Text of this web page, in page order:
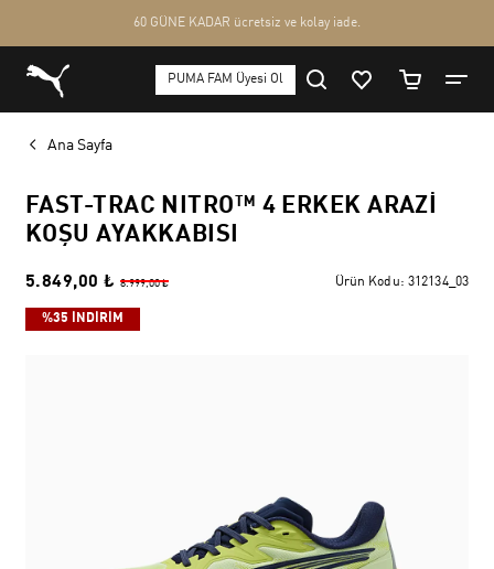
Ana Sayfa
FAST-TRAC NITRO™ 4 ERKEK ARAZI
KOŞU AYAKKABISI
5.849,00 ₺ 8.999,00 ₺ Ürün Kodu: 312134_03
%35 İNDİRİM